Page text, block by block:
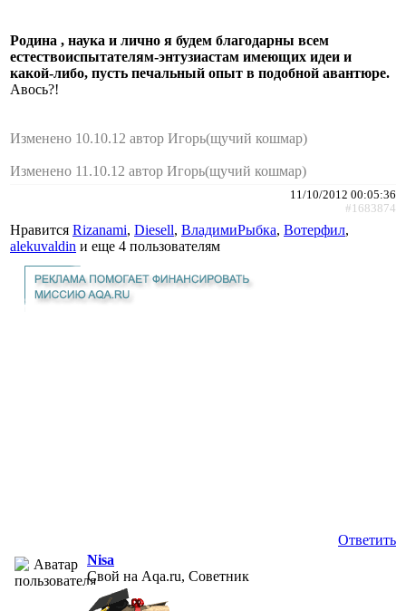
Родина , наука и лично я будем благодарны всем
естествоиспытателям-энтузиастам имеющих идеи и
какой-либо, пусть печальный опыт в подобной авантюре.
Авось?!
Изменено 10.10.12 автор Игорь(щучий кошмар)
Изменено 11.10.12 автор Игорь(щучий кошмар)
11/10/2012 00:05:36
#1683874
Нравится Rizanami, Diesell, ВладимиРыбка, Вотерфил,
alekuvaldin и еще 4 пользователям
Ответить
Nisa
Свой на Aqa.ru, Советник